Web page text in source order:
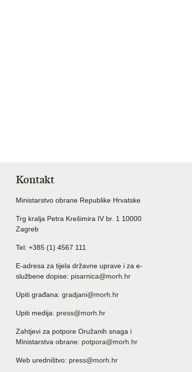
Kontakt
Ministarstvo obrane Republike Hrvatske
Trg kralja Petra Krešimira IV br. 1 10000
Zagreb
Tel: +385 (1) 4567 111
E-adresa za tijela državne uprave i za e-
službene dopise: pisarnica@morh.hr
Upiti građana: gradjani@morh.hr
Upiti medija: press@morh.hr
Zahtjevi za potpore Oružanih snaga i
Ministarstva obrane: potpora@morh.hr
Web uredništvo: press@morh.hr